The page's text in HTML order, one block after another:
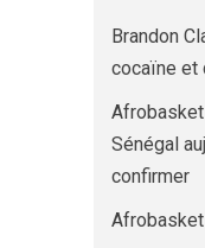
Brandon
cocaïne et
Sénégal
confirmer